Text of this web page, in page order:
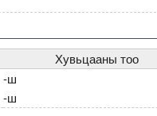
Хувьцааны тоо
-ш
-ш